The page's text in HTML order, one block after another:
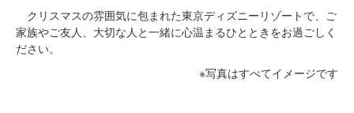
クリスマスの雰囲気に包まれた東京ディズニーリゾートで、ご
家族やご友人、大切な人と一緒に心温まるひとときをお過ごしく
ださい。
※写真はすべてイメージです